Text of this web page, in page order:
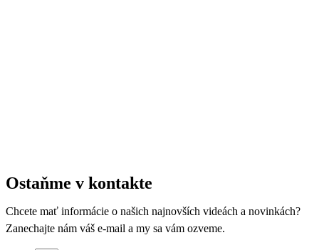
Ostaňme v kontakte
Chcete mať informácie o našich najnovších videách a novinkách?
Zanechajte nám váš e-mail a my sa vám ozveme.